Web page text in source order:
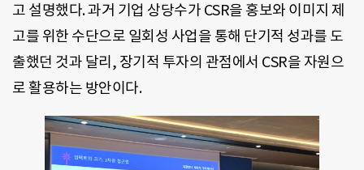
고 설명했다. 과거 기업 상당수가 CSR을 홍보와 이미지 제
고를 위한 수단으로 일회성 사업을 통해 단기적 성과를 도
출했던 것과 달리, 장기적 투자의 관점에서 CSR을 자원으
로 활용하는 방안이다.